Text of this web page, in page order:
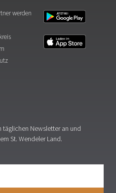
werden
täglichen Newsletter an und
St. Wendeler Land.